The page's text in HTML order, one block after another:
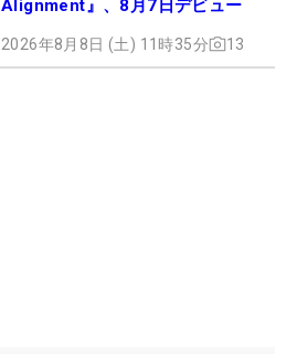
Alignment』、8月7日デビュー
2026年8月8日 (土) 11時35分 13